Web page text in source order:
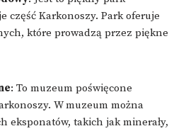
część Karkonoszy. Park oferuje
które prowadzą przez piękne
: To muzeum poświęcone
W muzeum można
eksponatów, takich jak minerały,